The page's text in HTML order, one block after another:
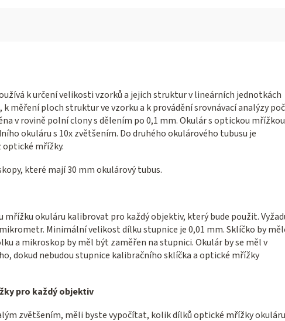
k určení velikosti vzorků a jejich struktur v lineárních jednotkách
měření ploch struktur ve vzorku a k provádění srovnávací analýzy
v rovině polní clony s dělením po 0,1 mm. Okulár s optickou
okuláru s 10x zvětšením. Do druhého okulárového tubusu je
optické mřížky.
které mají 30 mm okulárový tubus.
okuláru kalibrovat pro každý objektiv, který bude použit.
Minimální velikost dílku stupnice je 0,01 mm. Sklíčko by
a mikroskop by měl být zaměřen na stupnici. Okulár by se měl v
dokud nebudou stupnice kalibračního sklíčka a optické mřížky
pro každý objektiv
zvětšením, měli byste vypočítat, kolik dílků optické mřížky